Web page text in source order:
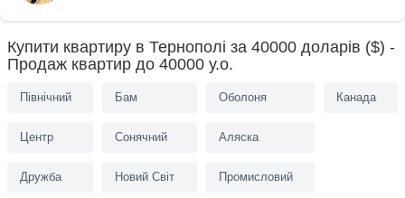
Купити квартиру в Тернополі за 40000 доларів ($) -
Продаж квартир до 40000 у.о.
Північний
Центр
Дружба
Бам
Сонячний
Новий Світ
Оболоня
Аляска
Промисловий
Канада